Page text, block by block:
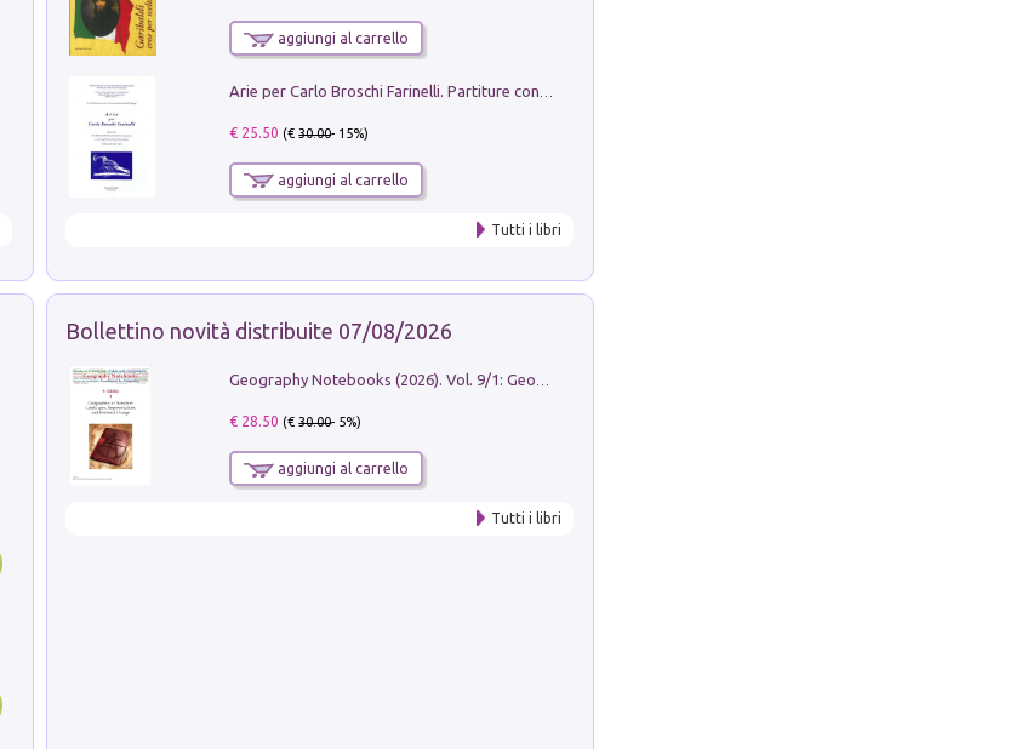
aggiungi al carrello
€ 25.50 (€30.00- 15%)
aggiungi al carrello
Tutti i libri
Bollettino novità distribuite 07/08/2026
€ 28.50 (€30.00- 5%)
aggiungi al carrello
Tutti i libri